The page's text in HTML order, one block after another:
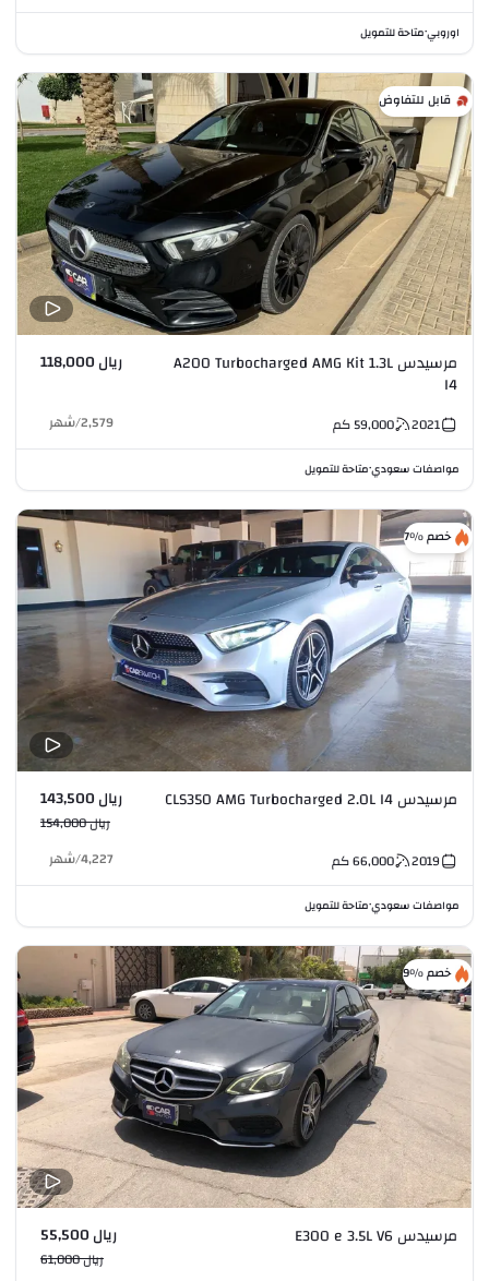
اوروبي•متاحة للتمويل
قابل للتفاوض
مرسيدس A200 Turbocharged AMG Kit 1.3L
I4
ريال 118,000
2021
59,000كم 2,579
/شهر
مواصفات سعودي•متاحة للتمويل
خصم %7
مرسيدس CLS350 AMG Turbocharged 2.0L I4 ريال 143,500
ريال 154,000
2019
66,000كم 4,227
/شهر
مواصفات سعودي•متاحة للتمويل
خصم %9
مرسيدس E300 e 3.5L V6 ريال 55,500
ريال 61,000